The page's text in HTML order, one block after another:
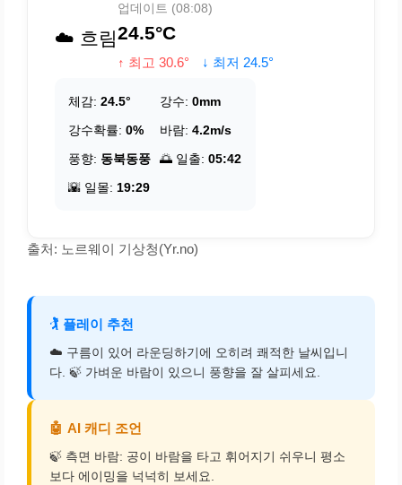
☁️ 흐림
업데이트 (08:08)
24.5°C
↑ 최고 30.6° ↓ 최저 24.5°
체감: 24.5° 강수: 0mm
강수확률: 0% 바람: 4.2m/s
풍향: 동북동풍 🌅 일출: 05:42
🌇 일몰: 19:29
출처: 노르웨이 기상청(Yr.no)
🏌️ 플레이 추천
☁️ 구름이 있어 라운딩하기에 오히려 쾌적한 날씨입니
다. 🍃 가벼운 바람이 있으니 풍향을 잘 살피세요.
🤖 AI 캐디 조언
🍃 측면 바람: 공이 바람을 타고 휘어지기 쉬우니 평소
보다 에이밍을 넉넉히 보세요.